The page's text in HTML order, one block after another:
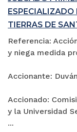
ESPECIALIZADO
TIERRAS DE
Referencia:
y niega medida
Accionante:
Accionado:
y la Universidad
...